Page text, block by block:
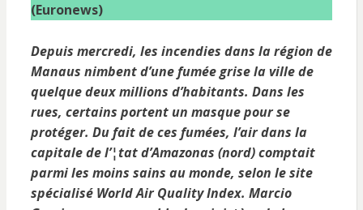
(Euronews)
Depuis mercredi, les incendies dans la région de
Manaus nimbent d’une fumée grise la ville de
quelque deux millions d’habitants. Dans les
rues, certains portent un masque pour se
protéger. Du fait de ces fumées, l’air dans la
capitale de l’¦tat d’Amazonas (nord) comptait
parmi les moins sains au monde, selon le site
spécialisé World Air Quality Index. Marcio